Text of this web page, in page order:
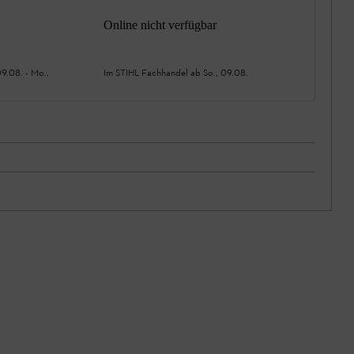
- Mo.,
Online nicht verfügbar
Im STIHL Fachhandel ab So., 09.08.